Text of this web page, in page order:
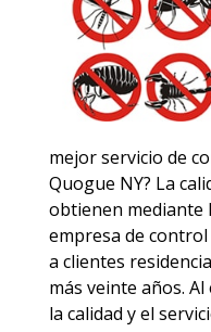
mejor servicio de
Quogue NY? La
obtienen mediante
empresa de
a clientes
más veinte años.
la calidad y el